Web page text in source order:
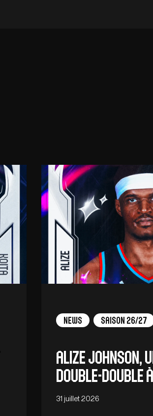
News Saison 26/27
Alize Johnson,
double-double
31 juillet 2026